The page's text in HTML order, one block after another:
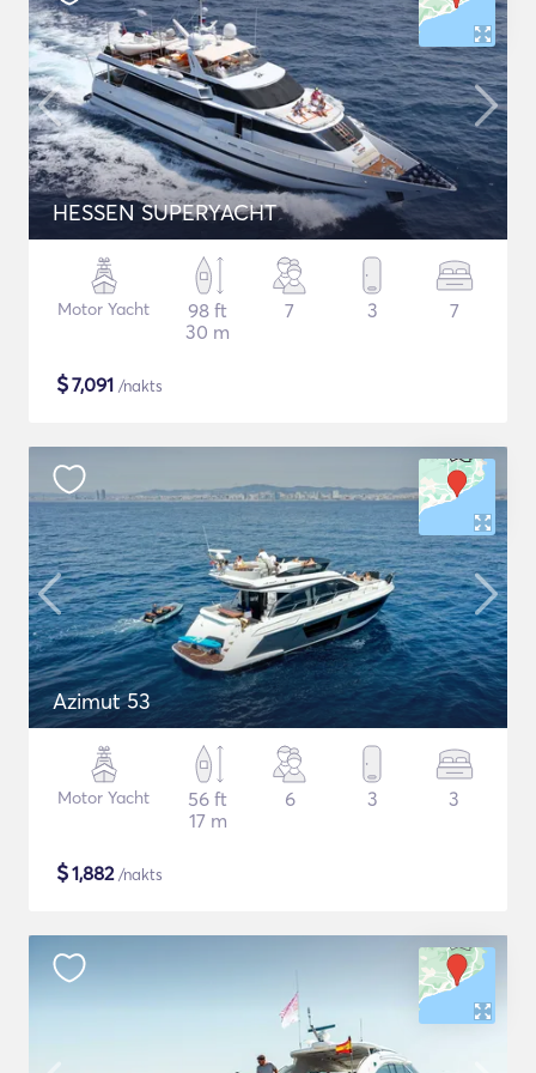
HESSEN SUPERYACHT
Motor Yacht
98 ft
30 m
7 3 7
$7,091 /nakts
Azimut 53
Motor Yacht
56 ft
17 m
6 3 3
$1,882/nakts